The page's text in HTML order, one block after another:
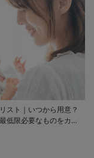
スト｜いつから用意？
低限必要なものをカテ